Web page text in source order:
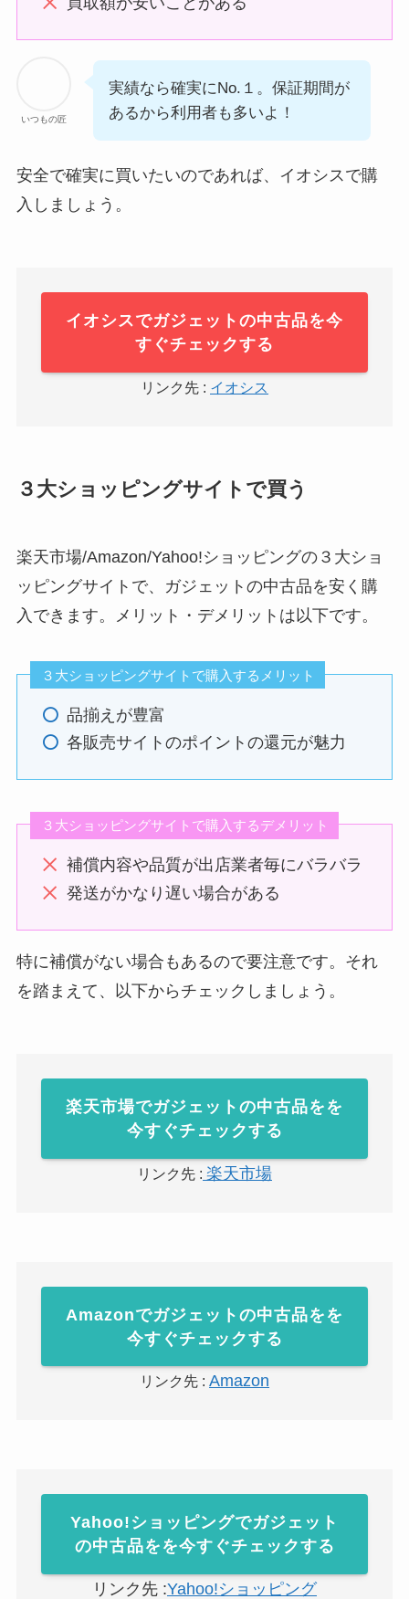
いつもの匠
実績なら確実にNo.１。保証期間が
あるから利用者も多いよ！
安全で確実に買いたいのであれば、イオシスで購
入しましょう。
イオシスでガジェットの中古品を今
すぐチェックする
リンク先 : イオシス
３大ショッピングサイトで買う
楽天市場/Amazon/Yahoo!ショッピングの３大ショ
ッピングサイトで、ガジェットの中古品を安く購
入できます。メリット・デメリットは以下です。
３大ショッピングサイトで購入するメリット
品揃えが豊富
各販売サイトのポイントの還元が魅力
３大ショッピングサイトで購入するデメリット
補償内容や品質が出店業者毎にバラバラ
発送がかなり遅い場合がある
特に補償がない場合もあるので要注意です。それ
を踏まえて、以下からチェックしましょう。
楽天市場でガジェットの中古品をを
今すぐチェックする
リンク先 : 楽天市場
Amazonでガジェットの中古品をを
今すぐチェックする
リンク先 : Amazon
Yahoo!ショッピングでガジェット
の中古品をを今すぐチェックする
リンク先 :Yahoo!ショッピング